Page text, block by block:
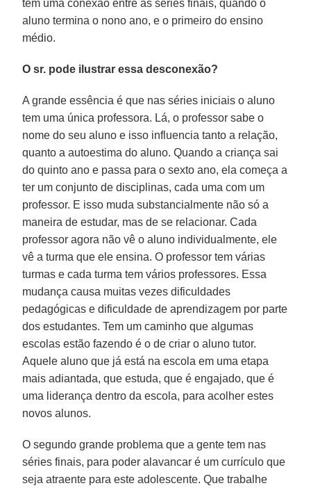
tem uma conexão entre as séries finais, quando o
aluno termina o nono ano, e o primeiro do ensino
médio.
O sr. pode ilustrar essa desconexão?
A grande essência é que nas séries iniciais o aluno
tem uma única professora. Lá, o professor sabe o
nome do seu aluno e isso influencia tanto a relação,
quanto a autoestima do aluno. Quando a criança sai
do quinto ano e passa para o sexto ano, ela começa a
ter um conjunto de disciplinas, cada uma com um
professor. E isso muda substancialmente não só a
maneira de estudar, mas de se relacionar. Cada
professor agora não vê o aluno individualmente, ele
vê a turma que ele ensina. O professor tem várias
turmas e cada turma tem vários professores. Essa
mudança causa muitas vezes dificuldades
pedagógicas e dificuldade de aprendizagem por parte
dos estudantes. Tem um caminho que algumas
escolas estão fazendo é o de criar o aluno tutor.
Aquele aluno que já está na escola em uma etapa
mais adiantada, que estuda, que é engajado, que é
uma liderança dentro da escola, para acolher estes
novos alunos.
O segundo grande problema que a gente tem nas
séries finais, para poder alavancar é um currículo que
seja atraente para este adolescente. Que trabalhe